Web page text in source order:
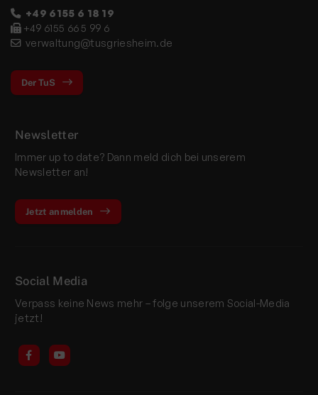
+49 6155 6 18 19
+49 6155 66 5 99 6
verwaltung@tusgriesheim.de
Der TuS
Newsletter
Immer up to date? Dann meld dich bei unserem
Newsletter an!
Jetzt anmelden
Social Media
Verpass keine News mehr – folge unserem Social-Media
jetzt!